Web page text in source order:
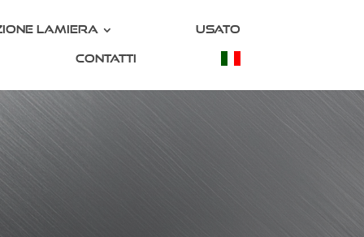
lamiera Usato
Contatti